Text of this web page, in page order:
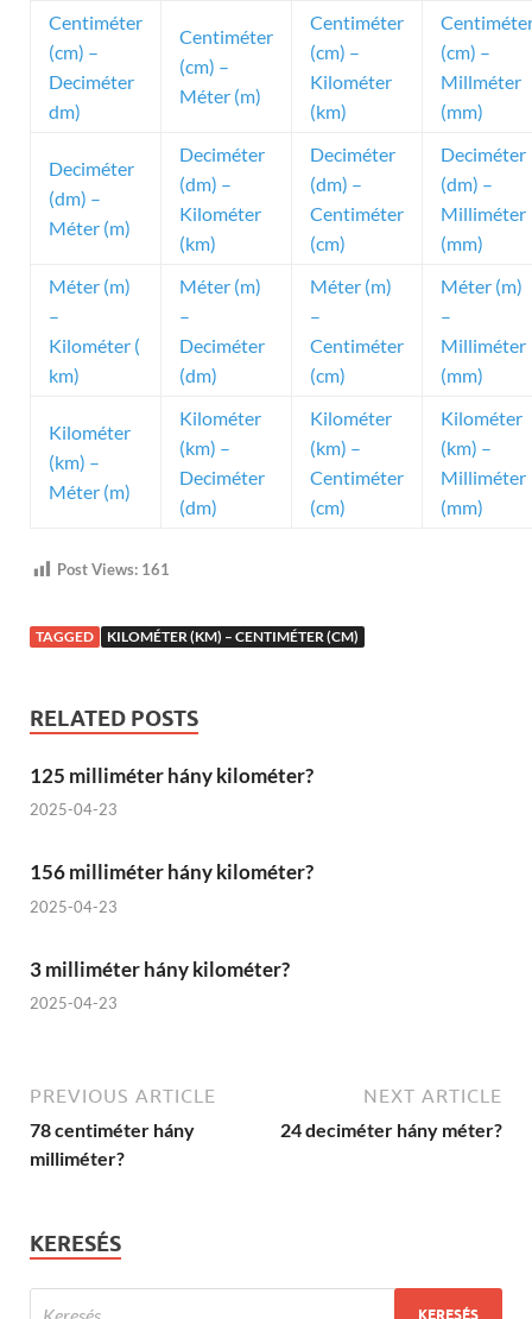
Centiméter
(cm) –
Deciméter
dm)
Centiméter
(cm) –
Méter (m)
Centiméter
(cm) –
Kilométer
(km)
(cm) –
Millméter
(mm)
Deciméter
(dm) –
Méter (m)
Deciméter
(dm) –
Kilométer
(km)
Deciméter
(dm) –
Centiméter
(cm)
Deciméter
(dm) –
Milliméter
(mm)
Méter (m)
–
Kilométer (
km)
Méter (m)
–
Deciméter
(dm)
Méter (m)
–
Centiméter
(cm)
Méter (m)
–
Milliméter
(mm)
Kilométer
(km) –
Méter (m)
Kilométer
(km) –
Deciméter
(dm)
Kilométer
(km) –
Centiméter
(cm)
Kilométer
(km) –
Milliméter
(mm)
Post Views: 161
TAGGED KILOMÉTER (KM) – CENTIMÉTER (CM)
RELATED POSTS
125 milliméter hány kilométer?
2025-04-23
156 milliméter hány kilométer?
2025-04-23
3 milliméter hány kilométer?
2025-04-23
PREVIOUS ARTICLE
78 centiméter hány
milliméter?
NEXT ARTICLE
24 deciméter hány méter?
KERESÉS